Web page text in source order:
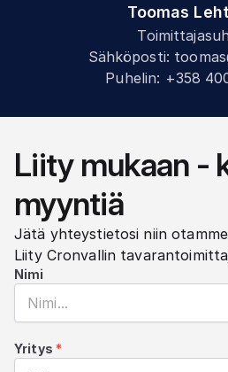
Toomas
Sähköposti:
Puhelin: +358
Liity mukaan -
myyntiä
Jätä yhteystietosi niin
Liity Cronvallin
Nimi
Yritys *